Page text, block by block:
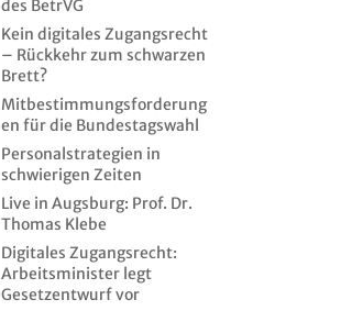
des BetrVG
Kein digitales Zugangsrecht
– Rückkehr zum schwarzen
Brett?
Mitbestimmungsforderung
en für die Bundestagswahl
Personalstrategien in
schwierigen Zeiten
Live in Augsburg: Prof. Dr.
Thomas Klebe
Digitales Zugangsrecht:
Arbeitsminister legt
Gesetzentwurf vor